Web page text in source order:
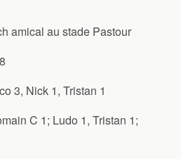
amical au stade Pastour
3, Nick 1, Tristan 1
C 1; Ludo 1, Tristan 1;